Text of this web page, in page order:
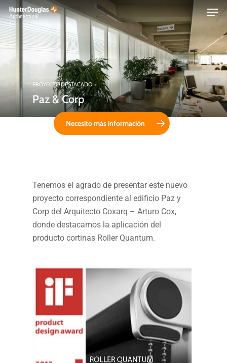
Skip
to
main
content
PROYECTO DESTACADO
Paz & Corp
Necesito más información
Tenemos el agrado de presentar este nuevo
proyecto correspondiente al edificio Paz y
Corp del Arquitecto Coxarq – Arturo Cox,
donde destacamos la aplicación del
producto cortinas Roller Quantum.